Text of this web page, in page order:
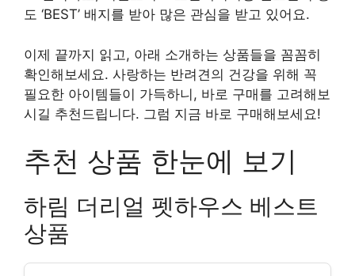
도 ‘BEST’ 배지를 받아 많은 관심을 받고 있어요.
이제 끝까지 읽고, 아래 소개하는 상품들을 꼼꼼히
확인해보세요. 사랑하는 반려견의 건강을 위해 꼭
필요한 아이템들이 가득하니, 바로 구매를 고려해보
시길 추천드립니다. 그럼 지금 바로 구매해보세요!
추천 상품 한눈에 보기
하림 더리얼 펫하우스 베스트
상품